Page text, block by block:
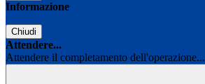
Informazione
Chiudi
Attendere...
Attendere il completamento dell'operazione...